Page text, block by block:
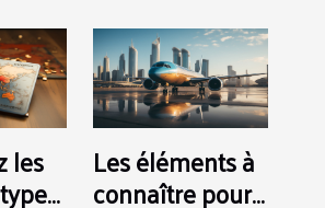
les Les éléments à
connaître pour